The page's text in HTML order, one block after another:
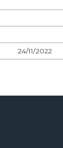
24/11/2022